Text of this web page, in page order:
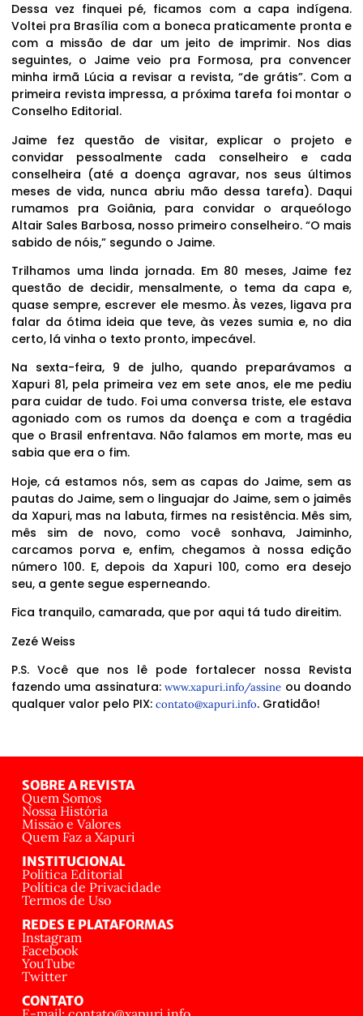
Dessa vez finquei pé, ficamos com a capa indígena.
Voltei pra Brasília com a boneca praticamente pronta e
com a missão de dar um jeito de imprimir. Nos dias
seguintes, o Jaime veio pra Formosa, pra convencer
minha irmã Lúcia a revisar a revista, “de grátis”. Com a
primeira revista impressa, a próxima tarefa foi montar o
Conselho Editorial.
Jaime fez questão de visitar, explicar o projeto e
convidar pessoalmente cada conselheiro e cada
conselheira (até a doença agravar, nos seus últimos
meses de vida, nunca abriu mão dessa tarefa). Daqui
rumamos pra Goiânia, para convidar o arqueólogo
Altair Sales Barbosa, nosso primeiro conselheiro. “O mais
sabido de nóis,” segundo o Jaime.
Trilhamos uma linda jornada. Em 80 meses, Jaime fez
questão de decidir, mensalmente, o tema da capa e,
quase sempre, escrever ele mesmo. Às vezes, ligava pra
falar da ótima ideia que teve, às vezes sumia e, no dia
certo, lá vinha o texto pronto, impecável.
Na sexta-feira, 9 de julho, quando preparávamos a
Xapuri 81, pela primeira vez em sete anos, ele me pediu
para cuidar de tudo. Foi uma conversa triste, ele estava
agoniado com os rumos da doença e com a tragédia
que o Brasil enfrentava. Não falamos em morte, mas eu
sabia que era o fim.
Hoje, cá estamos nós, sem as capas do Jaime, sem as
pautas do Jaime, sem o linguajar do Jaime, sem o jaimês
da Xapuri, mas na labuta, firmes na resistência. Mês sim,
mês sim de novo, como você sonhava, Jaiminho,
carcamos porva e, enfim, chegamos à nossa edição
número 100. E, depois da Xapuri 100, como era desejo
seu, a gente segue esperneando.
Fica tranquilo, camarada, que por aqui tá tudo direitim.
Zezé Weiss
P.S. Você que nos lê pode fortalecer nossa Revista
fazendo uma assinatura:www.xapuri.info/assine ou doando
qualquer valor pelo PIX: contato@xapuri.info. Gratidão!
SOBRE A REVISTA
Quem Somos
Nossa História
Missão e Valores
Quem Faz a Xapuri
INSTITUCIONAL
Política Editorial
Política de Privacidade
Termos de Uso
REDES E PLATAFORMAS
Instagram
Facebook
YouTube
Twitter
CONTATO